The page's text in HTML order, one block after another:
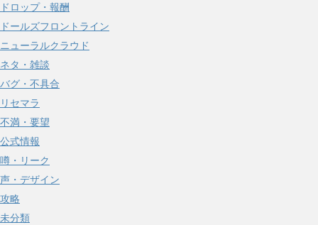
ドロップ・報酬
ドールズフロントライン
ニューラルクラウド
ネタ・雑談
バグ・不具合
リセマラ
不満・要望
公式情報
噂・リーク
声・デザイン
攻略
未分類